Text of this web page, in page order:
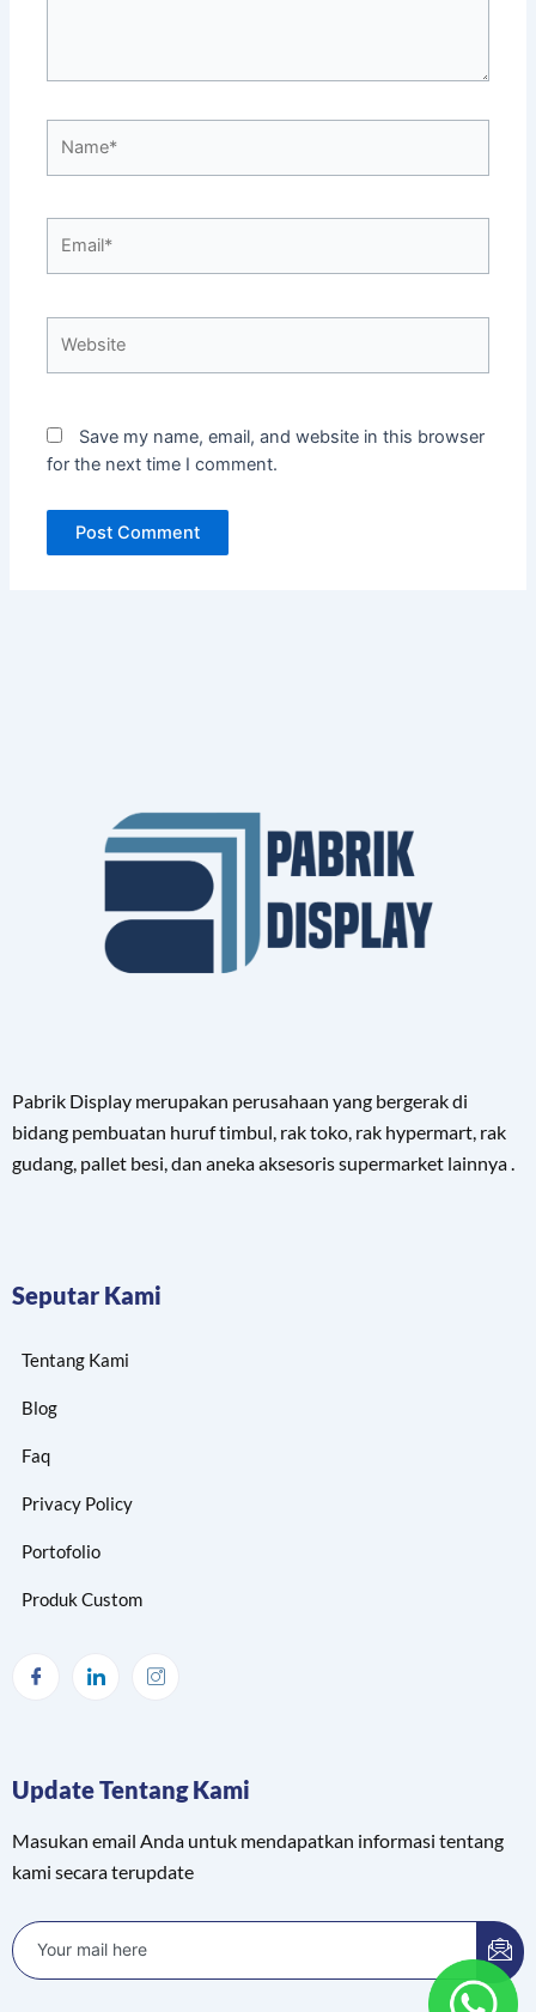
Save my name, email, and website in this browser
for the next time I comment.
Pabrik Display merupakan perusahaan yang bergerak di
bidang pembuatan huruf timbul, rak toko, rak hypermart, rak
gudang, pallet besi, dan aneka aksesoris supermarket lainnya .
Seputar Kami
Tentang Kami
Blog
Faq
Privacy Policy
Portofolio
Produk Custom
Update Tentang Kami
Masukan email Anda untuk mendapatkan informasi tentang
kami secara terupdate